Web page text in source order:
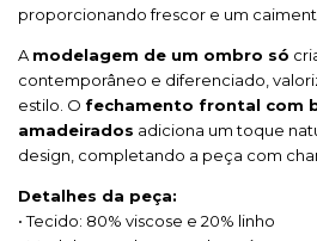
proporcionando frescor e um
A modelagem de um ombro só
contemporâneo e diferenciado,
estilo. O fechamento frontal com
amadeirados adiciona um toque
design, completando a peça com
Detalhes da peça:
• Tecido: 80% viscose e 20% linho